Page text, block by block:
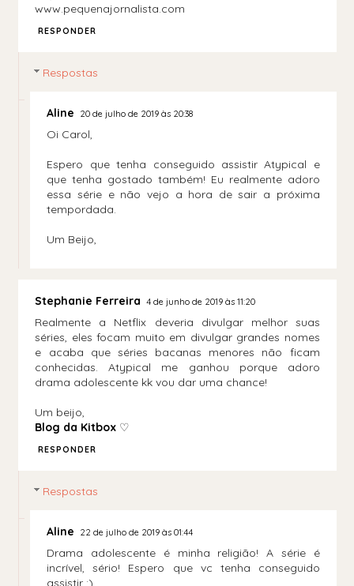
www.pequenajornalista.com
RESPONDER
Respostas
Aline 20 de julho de 2019 às 20:38
Oi Carol,
Espero que tenha conseguido assistir Atypical e
que tenha gostado também! Eu realmente adoro
essa série e não vejo a hora de sair a próxima
tempordada.
Um Beijo,
Stephanie Ferreira 4 de junho de 2019 às 11:20
Realmente a Netflix deveria divulgar melhor suas
séries, eles focam muito em divulgar grandes nomes
e acaba que séries bacanas menores não ficam
conhecidas. Atypical me ganhou porque adoro
drama adolescente kk vou dar uma chance!
Um beijo,
Blog da Kitbox ♡
RESPONDER
Respostas
Aline 22 de julho de 2019 às 01:44
Drama adolescente é minha religião! A série é
incrível, sério! Espero que vc tenha conseguido
assistir :)